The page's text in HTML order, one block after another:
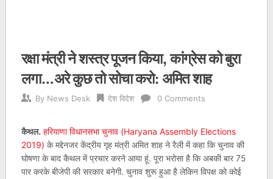
रक्षा मंत्री ने शस्त्र पूजन किया, कांग्रेस को बुरा
लगा…अरे कुछ तो सोचा करो: अमित शाह
By News Desk देश विदेश 0 Comments
कैथल. हरियाणा विधानसभा चुनाव (Haryana Assembly Elections
2019) के मद्देनजर केंद्रीय गृह मंत्री अमित शाह ने रैली में कहा कि चुनाव की
घोषणा के बाद कैथल में प्रचार करने आया हूं. पूरा भरोसा है कि अबकी बार 75
पार करके बीजेपी की सरकार बनेगी. चुनाव शुरू हुआ है लेकिन विपक्ष को कोई